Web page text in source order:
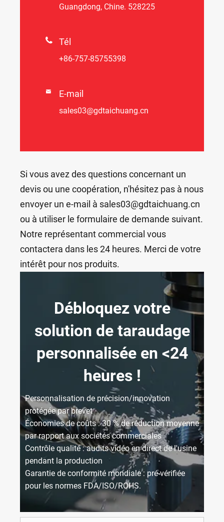
Guangdong, Chine. 528225
 Tél
+86-757-85755398
 E-mail
sales03@gdtaichuang.cn
Si vous avez des questions concernant un
devis ou une coopération, n'hésitez pas à nous
envoyer un e-mail à sales03@gdtaichuang.cn
ou à utiliser le formulaire de demande suivant.
Notre représentant commercial vous
contactera dans les 24 heures. Merci de votre
intérêt pour nos produits.
Débloquez votre
solution de taraudage
personnalisée en <24
heures !
Personnalisation de précision/innovation
protégée par brevet
Économies de coûts : 30 % de réduction moyenne
par rapport aux sociétés commerciales
Contrôle qualité : audits vidéo en direct de l'usine
pendant la production
Garantie de conformité mondiale : pré-vérifiée
pour les normes FDA/ISO/ROHS.